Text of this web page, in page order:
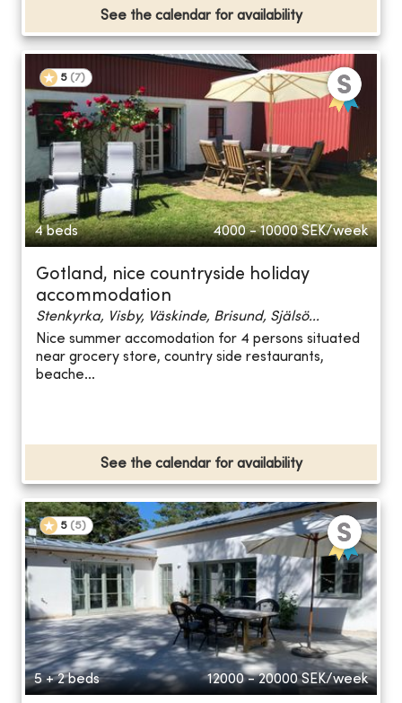
See the calendar for availability
5 (7)
4 beds 4000 - 10000 SEK/week
Gotland, nice countryside holiday
accommodation
Stenkyrka, Visby, Väskinde, Brisund, Själsö...
Nice summer accomodation for 4 persons situated
near grocery store, country side restaurants,
beache...
See the calendar for availability
5 (5)
5 + 2 beds 12000 - 20000 SEK/week